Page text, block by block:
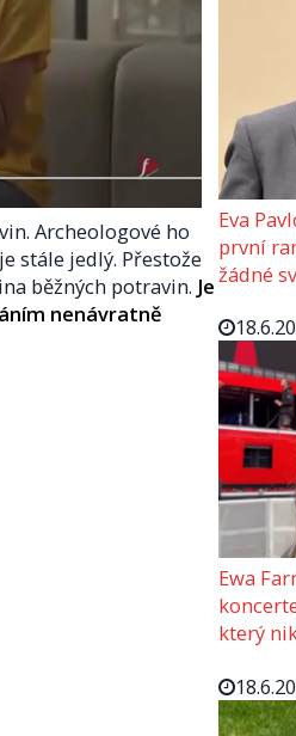
Archeologové ho
stále jedlý. Přestože
běžných potravin. Je
nenávratně
Eva
první
žádné
Ewa
který